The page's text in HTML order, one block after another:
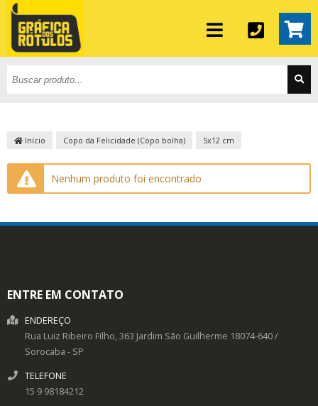
Início Copo da Felicidade (Copo bolha) 5x12 cm
Nenhum produto foi encontrado
ENTRE EM CONTATO
ENDEREÇO
Rua Luiz Ribeiro Filho, 363 Jardim São Guilherme 18074-640/
Sorocaba - SP
TELEFONE
15 9 98184212